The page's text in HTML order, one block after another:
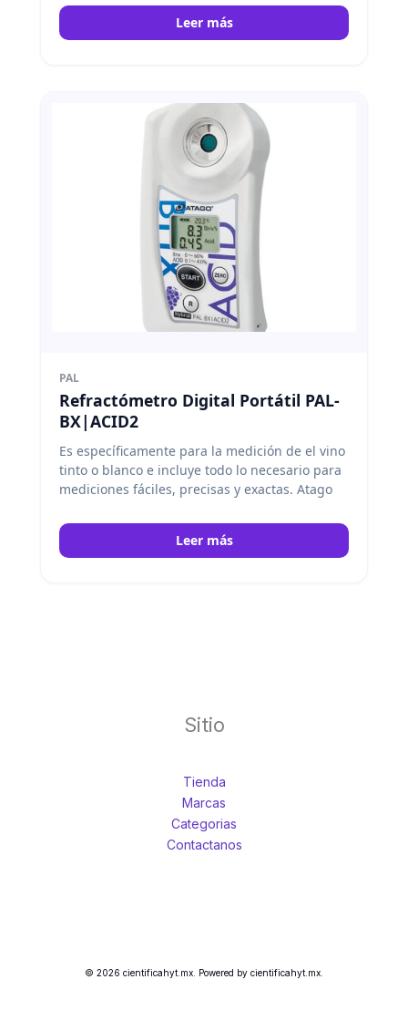
cuchara de medida. Atago
Leer más
PAL
Refractómetro Digital Portátil PAL-
BX|ACID2
Es específicamente para la medición de el vino
tinto o blanco e incluye todo lo necesario para
mediciones fáciles, precisas y exactas. Atago
Leer más
Sitio
Tienda
Marcas
Categorias
Contactanos
© 2026 cientificahyt.mx. Powered by cientificahyt.mx.